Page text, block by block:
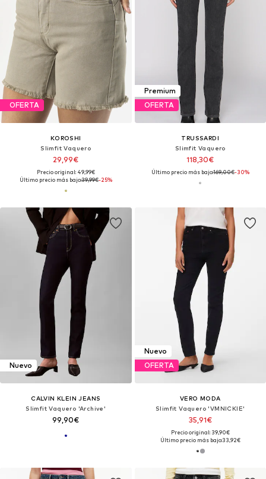
OFERTA
KOROSHI
Slimfit Vaquero
29,99€
Precio original: 49,99€
Último precio más bajo:39,99€-25%
Premium
OFERTA
TRUSSARDI
Slimfit Vaquero
118,30€
Último precio más bajo:169,00€-30%
Nuevo
CALVIN KLEIN JEANS
Slimfit Vaquero 'Archive'
99,90€
Nuevo
OFERTA
VERO MODA
Slimfit Vaquero 'VMNICKIE'
35,91€
Precio original: 39,90€
Último precio más bajo:33,92€